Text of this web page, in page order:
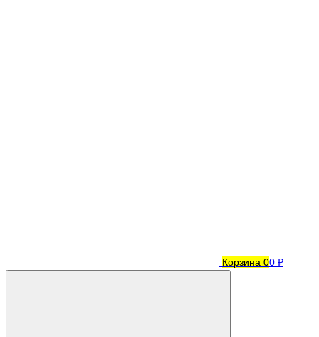
Корзина 00 ₽